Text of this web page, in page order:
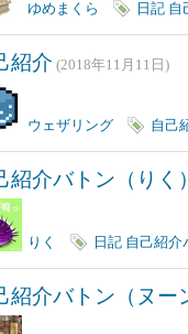
ゆめまくら 日記 自
紹介 (2018年11月11日)
ウェザリング 自己
紹介バトン（りく）
りく 日記 自己紹介
紹介バトン（ヌー